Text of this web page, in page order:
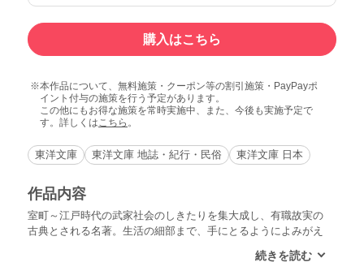
購入はこちら
本作品について、無料施策・クーポン等の割引施策・PayPayポ
イント付与の施策を行う予定があります。
この他にもお得な施策を常時実施中、また、今後も実施予定で
す。詳しくはこちら 。
東洋文庫 東洋文庫 地誌・紀行・民俗 東洋文庫 日本
作品内容
室町～江戸時代の武家社会のしきたりを集大成し、有職故実の
古典とされる名著。生活の細部まで、手にとるようによみがえ
にそって挿図を収録。第１巻は、巻一から巻四まで。